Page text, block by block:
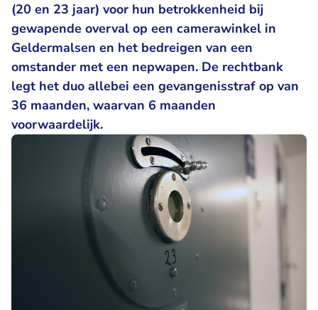
(20 en 23 jaar) voor hun betrokkenheid bij
gewapende overval op een camerawinkel in
Geldermalsen en het bedreigen van een
omstander met een nepwapen. De rechtbank
legt het duo allebei een gevangenisstraf op van
36 maanden, waarvan 6 maanden
voorwaardelijk.